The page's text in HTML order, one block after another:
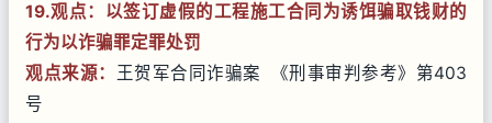
19.观点：以签订虚假的工程施工合同为诱饵骗取钱财的
行为以诈骗罪定罪处罚
观点来源： 王贺军合同诈骗案 《刑事审判参考》第403
号